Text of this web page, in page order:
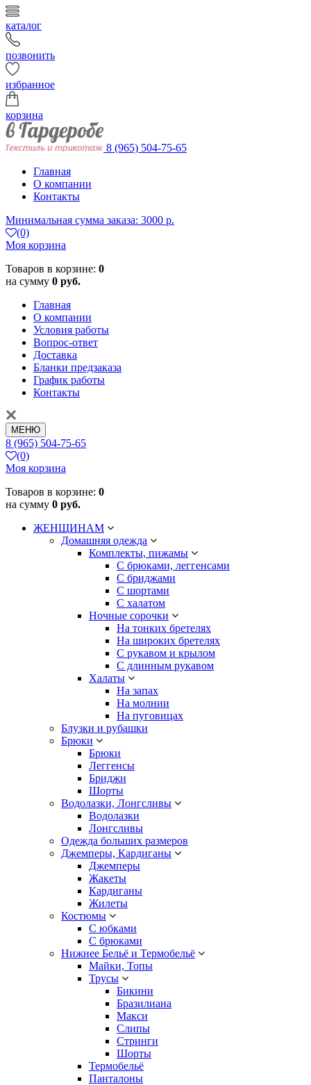
каталог
позвонить
избранное
корзина
8 (965) 504-75-65
Главная
О компании
Контакты
Минимальная сумма заказа: 3000 р.
(0)
Моя корзина
Товаров в корзине: 0
на сумму 0 руб.
Главная
О компании
Условия работы
Вопрос-ответ
Доставка
Бланки предзаказа
График работы
Контакты
МЕНЮ
8 (965) 504-75-65
(0)
Моя корзина
Товаров в корзине: 0
на сумму 0 руб.
ЖЕНЩИНАМ
Домашняя одежда
Комплекты, пижамы
С брюками, леггенсами
С бриджами
С шортами
С халатом
Ночные сорочки
На тонких бретелях
На широких бретелях
С рукавом и крылом
С длинным рукавом
Халаты
На запах
На молнии
На пуговицах
Блузки и рубашки
Брюки
Брюки
Леггенсы
Бриджи
Шорты
Водолазки, Лонгсливы
Водолазки
Лонгсливы
Одежда больших размеров
Джемперы, Кардиганы
Джемперы
Жакеты
Кардиганы
Жилеты
Костюмы
С юбками
С брюками
Нижнее Бельё и Термобельё
Майки, Топы
Трусы
Бикини
Бразилиана
Макси
Слипы
Стринги
Шорты
Термобельё
Панталоны